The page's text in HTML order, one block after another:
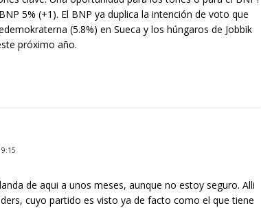
5% (+1). El BNP ya duplica la intención de voto que
(5.8%) en Sueca y los húngaros de Jobbik
próximo año.
de aqui a unos meses, aunque no estoy seguro. Alli
cuyo partido es visto ya de facto como el que tiene